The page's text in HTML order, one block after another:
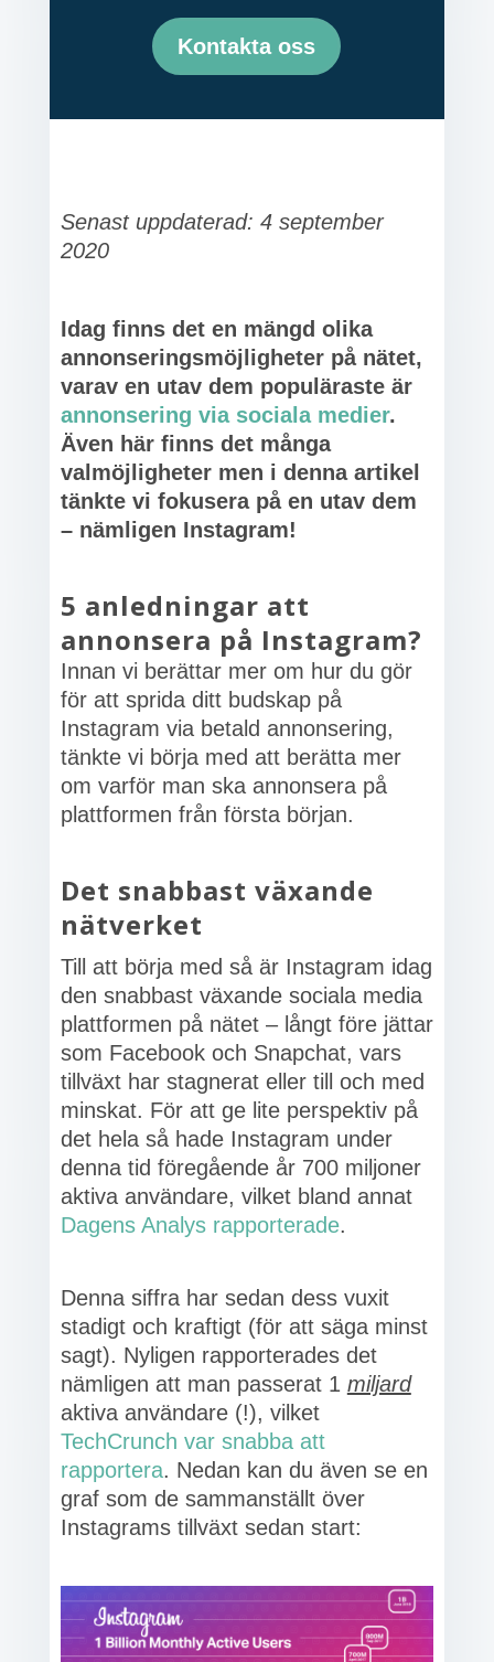
Kontakta oss
Senast uppdaterad: 4 september
2020
Idag finns det en mängd olika
annonseringsmöjligheter på nätet,
varav en utav dem populäraste är
annonsering via sociala medier.
Även här finns det många
valmöjligheter men i denna artikel
tänkte vi fokusera på en utav dem
– nämligen Instagram!
5 anledningar att
annonsera på Instagram?
Innan vi berättar mer om hur du gör
för att sprida ditt budskap på
Instagram via betald annonsering,
tänkte vi börja med att berätta mer
om varför man ska annonsera på
plattformen från första början.
Det snabbast växande
nätverket
Till att börja med så är Instagram idag
den snabbast växande sociala media
plattformen på nätet – långt före jättar
som Facebook och Snapchat, vars
tillväxt har stagnerat eller till och med
minskat. För att ge lite perspektiv på
det hela så hade Instagram under
denna tid föregående år 700 miljoner
aktiva användare, vilket bland annat
Dagens Analys rapporterade.
Denna siffra har sedan dess vuxit
stadigt och kraftigt (för att säga minst
sagt). Nyligen rapporterades det
nämligen att man passerat 1 miljard
aktiva användare (!), vilket
TechCrunch var snabba att
rapportera. Nedan kan du även se en
graf som de sammanställt över
Instagrams tillväxt sedan start: